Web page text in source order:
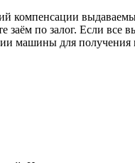
компенсации
заём по залог. Если все
машины для